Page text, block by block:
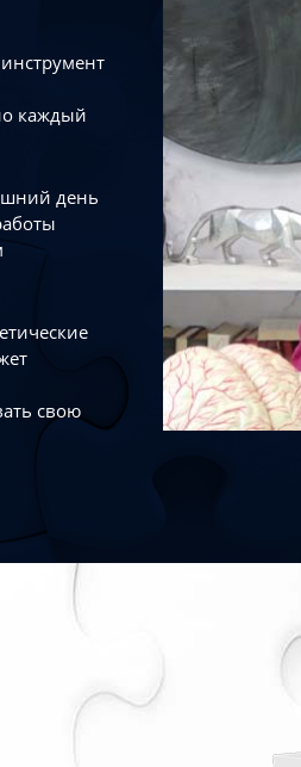
каждый
день
свою